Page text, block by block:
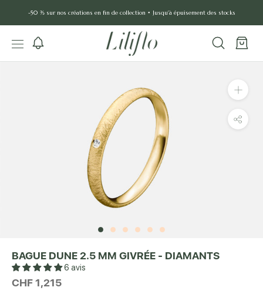
contenu
-50 % sur nos créations en fin de collection • Jusqu'à épuisement des stocks
BAGUE DUNE 2.5 MM GIVRÉE - DIAMANTS
6 avis
CHF 1,215